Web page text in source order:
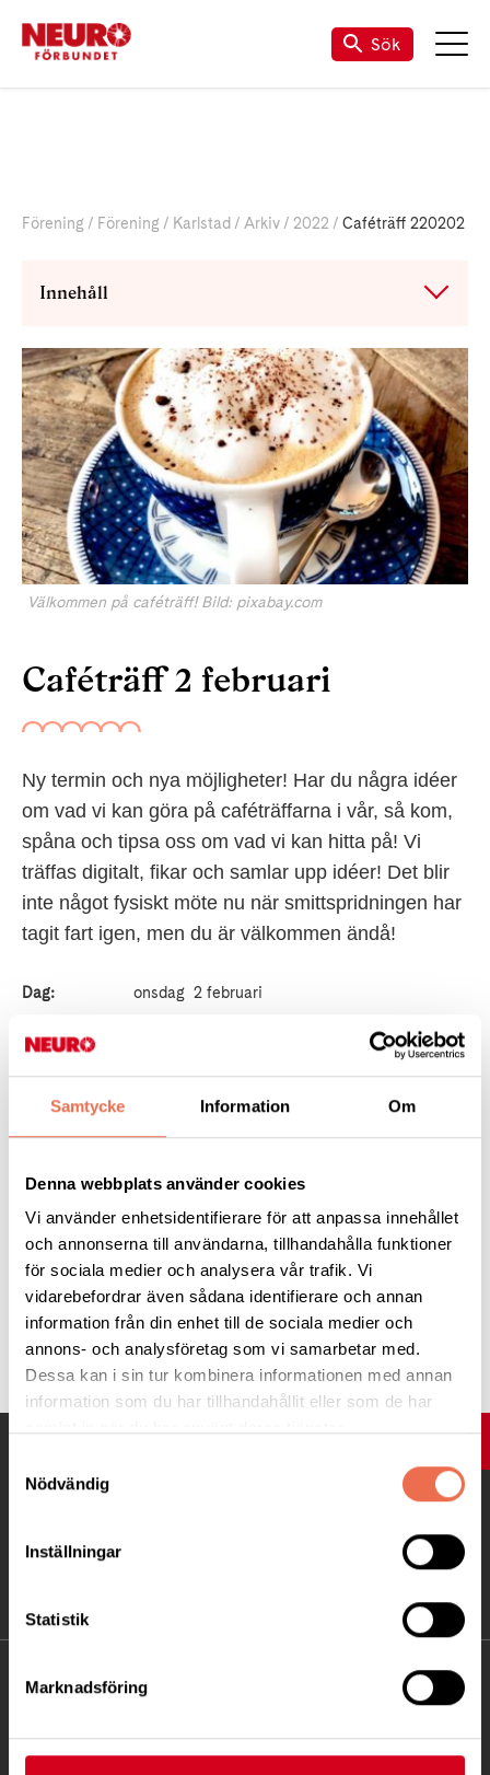
Samtycke Information Om
Denna webbplats använder cookies
Vi använder enhetsidentifierare för att anpassa innehållet
och annonserna till användarna, tillhandahålla funktioner
för sociala medier och analysera vår trafik. Vi
vidarebefordrar även sådana identifierare och annan
information från din enhet till de sociala medier och
annons- och analysföretag som vi samarbetar med.
Dessa kan i sin tur kombinera informationen med annan
information som du har tillhandahållit eller som de har
Nödvändig
Inställningar
Statistik
Marknadsföring
Till vår Facebook-sida
Sök
Förening Förening Karlstad Arkiv 2022 Caféträff 220202
Innehåll
Välkommen på caféträff! Bild: pixabay.com
Caféträff 2 februari
Ny termin och nya möjligheter! Har du några idéer
om vad vi kan göra på caféträffarna i vår, så kom,
spåna och tipsa oss om vad vi kan hitta på! Vi
träffas digitalt, fikar och samlar upp idéer! Det blir
inte något fysiskt möte nu när smittspridningen har
tagit fart igen, men du är välkommen ändå!
Dag: onsdag 2 februari
Tid:kl. 14.00 - 16.00
Plats:Digitalt möte
karlstad@neuro.se senast 1/2!
KONTAKT
Ågatan 12 C, 172 62 Sundbyberg